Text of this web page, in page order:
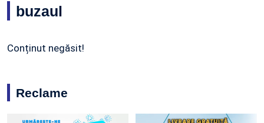
buzaul
Conținut negăsit!
Reclame